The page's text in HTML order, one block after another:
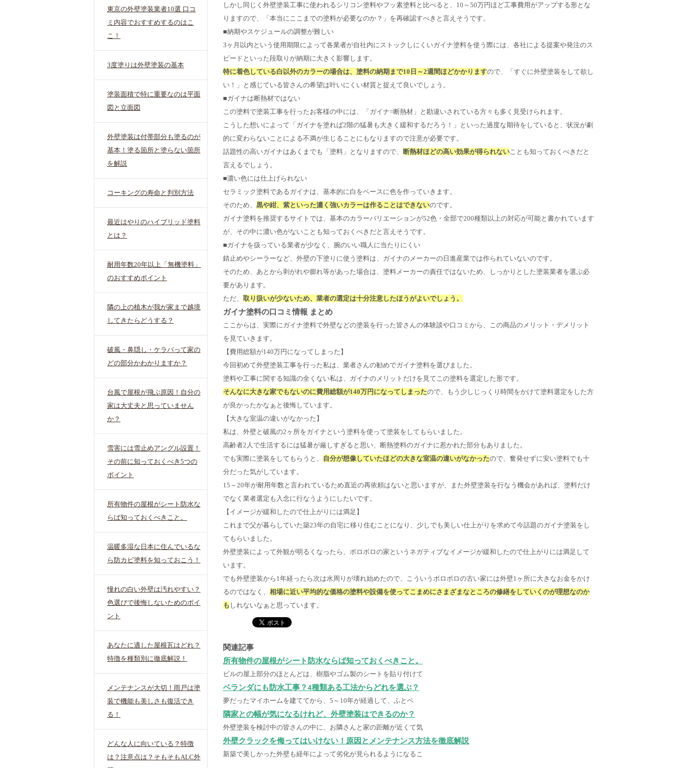
しかし同じく外壁塗装工事に使われるシリコン塗料やフッ素塗料と比べると、10～50万円ほど工事費用がアップする形とな
りますので、「本当にここまでの塗料が必要なのか？」を再確認すべきと言えそうです。
■納期やスケジュールの調整が難しい
3ヶ月以内という使用期限によって各業者が自社内にストックしにくいガイナ塗料を使う際には、各社による提案や発注のス
ピードといった段取りが納期に大きく影響します。
特に着色している白以外のカラーの場合は、塗料の納期まで10日～2週間ほどかかりますので、「すぐに外壁塗装をして欲し
い！」と感じている皆さんの希望は叶いにくい材質と捉えて良いでしょう。
■ガイナは断熱材ではない
この塗料で塗装工事を行ったお客様の中には、「ガイナ=断熱材」と勘違いされている方々も多く見受けられます。
こうした想いによって「ガイナを塗れば2階の猛暑も大きく緩和するだろう！」といった過度な期待をしていると、状況が劇
的に変わらないことによる不満が生じることにもなりますので注意が必要です。
話題性の高いガイナはあくまでも「塗料」となりますので、 断熱材ほどの高い効果が得られない ことも知っておくべきだと
言えるでしょう。
■濃い色には仕上げられない
セラミック塗料であるガイナは、基本的に白をベースに色を作っていきます。
そのため、 黒や紺、紫といった濃く強いカラーは作ることはできないのです。
ガイナ塗料を推奨するサイトでは、基本のカラーバリエーションが52色・全部で200種類以上の対応が可能と書かれています
が、その中に濃い色がないことも知っておくべきだと言えそうです。
■ガイナを扱っている業者が少なく、腕のいい職人に当たりにくい
錆止めやシーラーなど、外壁の下塗りに使う塗料は、ガイナのメーカーの日進産業では作られていないのです。
そのため、あとから剥がれや膨れ等があった場合は、塗料メーカーの責任ではないため、しっかりとした塗装業者を選ぶ必
要があります。
ただ、 取り扱いが少ないため、業者の選定は十分注意したほうがよいでしょう。
ガイナ塗料の口コミ情報 まとめ
ここからは、実際にガイナ塗料で外壁などの塗装を行った皆さんの体験談や口コミから、この商品のメリット・デメリット
を見ていきます。
【費用総額が140万円になってしまった】
今回初めて外壁塗装工事を行った私は、業者さんの勧めでガイナ塗料を選びました。
塗料や工事に関する知識の全くない私は、ガイナのメリットだけを見てこの塗料を選定した形です。
そんなに大きな家でもないのに費用総額が140万円になってしまったので、もう少しじっくり時間をかけて塗料選定をした方
が良かったかなぁと後悔しています。
【大きな室温の違いがなかった】
私は、外壁と破風の2ヶ所をガイナという塗料を使って塗装をしてもらいました。
高齢者2人で生活するには猛暑が厳しすぎると思い、断熱塗料のガイナに惹かれた部分もありました。
でも実際に塗装をしてもらうと、 自分が想像していたほどの大きな室温の違いがなかったので、奮発せずに安い塗料でも十
分だった気がしています。
15～20年が耐用年数と言われているため直近の再依頼はないと思いますが、また外壁塗装を行なう機会があれば、塗料だけ
でなく業者選定も入念に行なうようにしたいです。
【イメージが緩和したので仕上がりには満足】
これまで父が暮らしていた築23年の自宅に移り住むことになり、少しでも美しい仕上がりを求めて今話題のガイナ塗装をし
てもらいました。
外壁塗装によって外観が明るくなったら、ボロボロの家というネガティブなイメージが緩和したので仕上がりには満足して
います。
でも外壁塗装から1年経ったら次は水周りが壊れ始めたので、こういうボロボロの古い家には外壁1ヶ所に大きなお金をかけ
るのではなく、 相場に近い平均的な価格の塗料や設備を使ってこまめにさまざまなところの修繕をしていくのが理想なのか
も しれないなぁと思っています。
関連記事
所有物件の屋根がシート防水ならば知っておくべきこと。
ビルの屋上部分のほとんどは、樹脂やゴム製のシートを貼り付けて
ベランダにも防水工事？4種類ある工法からどれを選ぶ？
夢だったマイホームを建ててから、5～10年が経過して、ふとベ
隣家との幅が気になるけれど、外壁塗装はできるのか？
外壁塗装を検討中の皆さんの中に、お隣さんと家の距離が近くて気
外壁クラックを侮ってはいけない！原因とメンテナンス方法を徹底解説
新築で美しかった外壁も経年によって劣化が見られるようになるこ
東京の外壁塗装業者10選 口コ
ミ内容でおすすめするのはこ
こ！
3度塗りは外壁塗装の基本
塗装面積で特に重要なのは平面
図と立面図
外壁塗装は付帯部分も塗るのが
基本！塗る箇所と塗らない箇所
を解説
コーキングの寿命と判別方法
最近はやりのハイブリッド塗料
とは？
耐用年数20年以上「無機塗料」
のおすすめポイント
隣の上の植木が我が家まで越境
してきたらどうする？
破風・鼻隠し・ケラバって家の
どの部分かわかりますか？
台風で屋根が飛ぶ原因！自分の
家は大丈夫と思っていません
か？
雪害には雪止めアングル設置！
その前に知っておくべき5つの
ポイント
所有物件の屋根がシート防水な
らば知っておくべきこと。
温暖多湿な日本に住んでいるな
ら防カビ塗料を知っておこう！
憧れの白い外壁は汚れやすい？
色選びで後悔しないためのポイ
ント
あなたに適した屋根瓦はどれ？
特徴を種類別に徹底解説！
メンテナンスが大切！雨戸は塗
装で機能も美しさも復活でき
る！
どんな人に向いている？特徴
は？注意点は？そもそもALC外